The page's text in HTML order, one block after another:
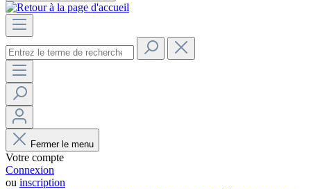
Fermer le menu
Votre compte
Connexion
ou inscription